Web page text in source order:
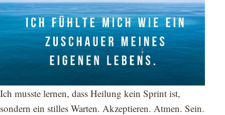
Ich musste lernen, dass Heilung kein Sprint ist,
sondern ein stilles Warten. Akzeptieren. Atmen. Sein.